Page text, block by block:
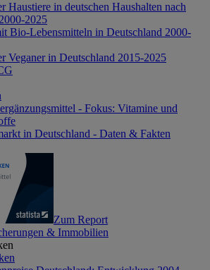
Haustiere in deutschen Haushalten nach
2025
Bio-Lebensmitteln in Deutschland 2000-
Veganer in Deutschland 2015-2025
- Fokus: Vitamine und
in Deutschland - Daten & Fakten
Zum Report
& Immobilien